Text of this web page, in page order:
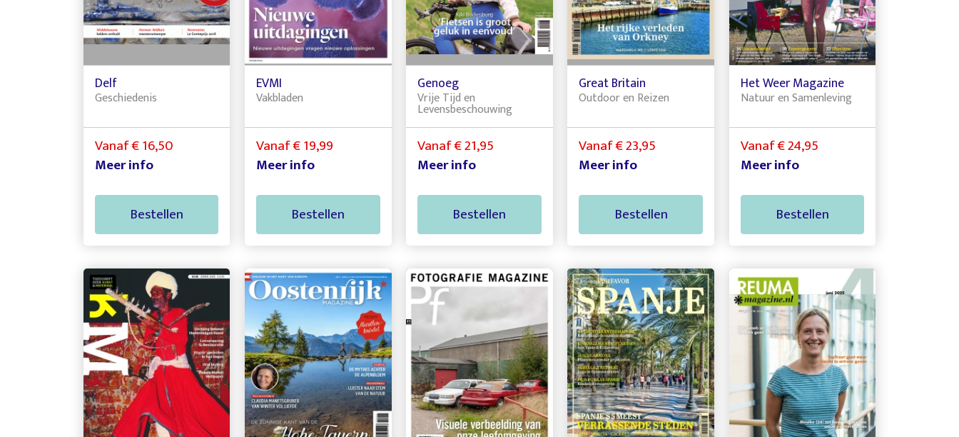
Delf
Geschiedenis
Vanaf € 16,50
Meer info
Bestellen
EVMI
Vakbladen
Vanaf € 19,99
Meer info
Bestellen
Genoeg
Vrije Tijd en
Levensbeschouwing
Vanaf € 21,95
Meer info
Bestellen
Great Britain
Outdoor en Reizen
Vanaf € 23,95
Meer info
Bestellen
Het Weer Magazine
Natuur en Samenleving
Vanaf € 24,95
Meer info
Bestellen